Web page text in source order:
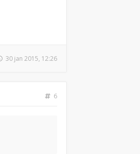
30 jan 2015, 12:26
6